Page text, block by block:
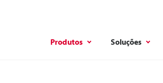
Produtos Soluções